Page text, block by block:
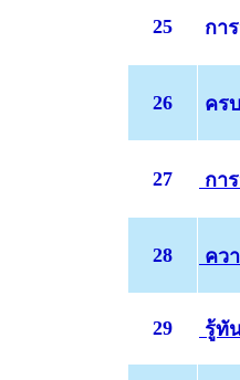
25 กา
26 คร
27 กา
28 คว
29 รู้ทั